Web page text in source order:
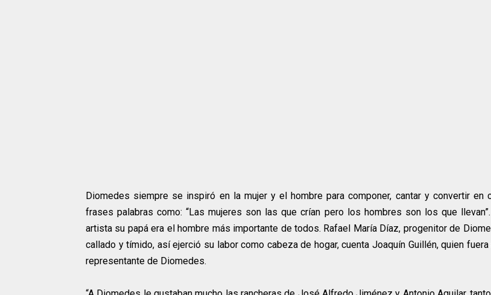
Diomedes siempre se inspiró en la mujer y el hombre para componer, cantar y convertir en
frases palabras como: “Las mujeres son las que crían pero los hombres son los que
artista su papá era el hombre más importante de todos. Rafael María Díaz, progenitor de
callado y tímido, así ejerció su labor como cabeza de hogar, cuenta Joaquín Guillén, quien
representante de Diomedes.